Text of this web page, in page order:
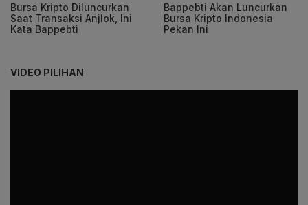
Bursa Kripto Diluncurkan
Saat Transaksi Anjlok, Ini
Kata Bappebti
Bappebti Akan Luncurkan
Bursa Kripto Indonesia
Pekan Ini
VIDEO PILIHAN